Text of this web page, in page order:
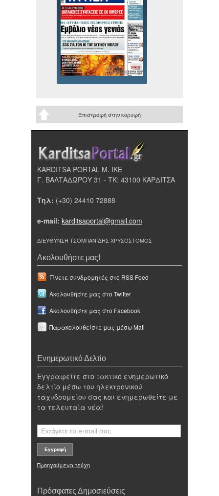
Επιστροφή στην κορυφή
KARDITSA PORTAL Μ. ΙΚΕ
Γ. ΒΑΛΤΑΔΩΡΟΥ 31 - ΤΚ: 43100 ΚΑΡΔΙΤΣΑ
Τηλ: (+30) 24410 72888
e-mail: karditsaportal@gmail.com
ΔΙΕΥΘΥΝΣΗ ΤΣΟΜΠΑΝΙΔΗΣ ΧΡΥΣΟΣΤΟΜΟΣ
Ακολουθήστε μας!
Γίνετε συνδρομητές στο RSS Feed
Ακολουθήστε μας στο Twitter
Ακολουθήστε μας στο Facebook
Παρακολουθείστε μας μέσω Mail
Ενημερωτικό Δελτίο
Εγγραφείτε στο τακτικό ενημερωτικό
δελτίο μέσω του ηλεκτρονικού
ταχυδρομείου σας και ενημερωθείτε με
τα τελευταία νέα!
Προηγούμενα τεύχη
Πρόσφατες Δημοσιεύσεις